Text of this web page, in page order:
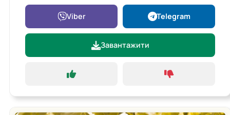
Viber Telegram
Завантажити